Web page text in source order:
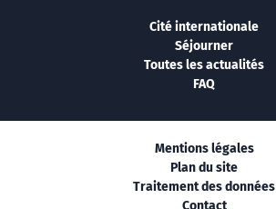
Cité internationale
Séjourner
Toutes les actualités
FAQ
Mentions légales
Plan du site
Traitement des données
Contact